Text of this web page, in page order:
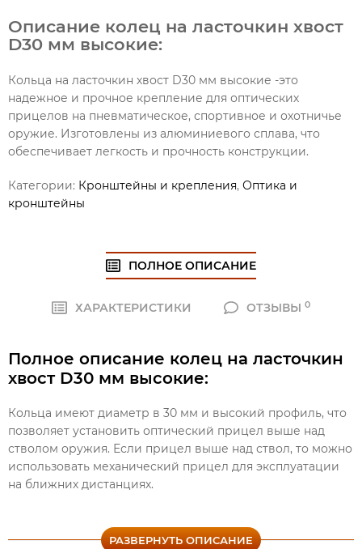
Описание колец на ласточкин хвост
D30 мм высокие:
Кольца на ласточкин хвост D30 мм высокие -это
надежное и прочное крепление для оптических
прицелов на пневматическое, спортивное и охотничье
оружие. Изготовлены из алюминиевого сплава, что
обеспечивает легкость и прочность конструкции.
Категории: Кронштейны и крепления, Оптика и
кронштейны
ПОЛНОЕ ОПИСАНИЕ
ХАРАКТЕРИСТИКИ ОТЗЫВЫ0
РАЗВЕРНУТЬ ОПИСАНИЕ
Полное описание колец на ласточкин
хвост D30 мм высокие:
Кольца имеют диаметр в 30 мм и высокий профиль, что
позволяет установить оптический прицел выше над
стволом оружия. Если прицел выше над ствол, то можно
использовать механический прицел для эксплуатации
на ближних дистанциях.
фиксируются специальным шестигранным ключом,